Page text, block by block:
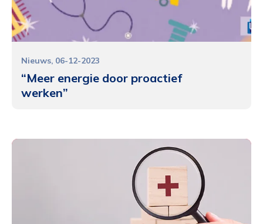
“Meer energie door proactief
werken”
Nieuws 06-12-2023